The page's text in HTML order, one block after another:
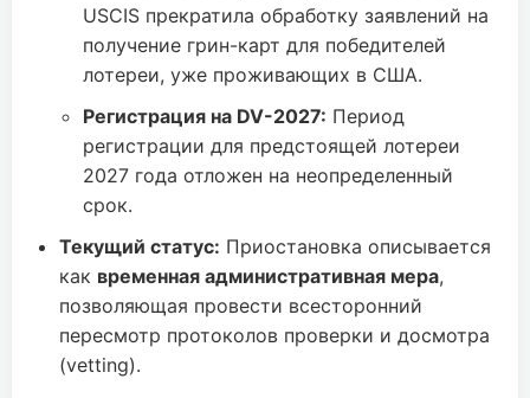
USCIS прекратила обработку заявлений на
получение грин-карт для победителей
лотереи, уже проживающих в США.
Регистрация на DV-2027: Период
регистрации для предстоящей лотереи
2027 года отложен на неопределенный
срок.
Текущий статус: Приостановка описывается
как временная административная мера,
позволяющая провести всесторонний
пересмотр протоколов проверки и досмотра
(vetting).